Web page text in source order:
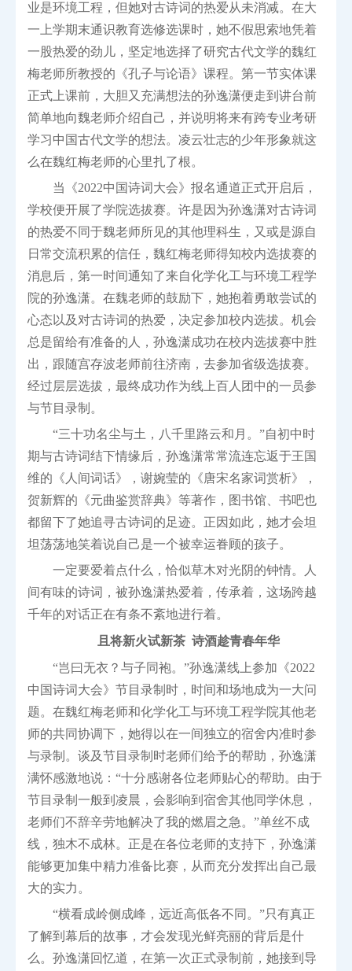
业是环境工程，但她对古诗词的热爱从未消减。在大
一上学期末通识教育选修选课时，她不假思索地凭着
一股热爱的劲儿，坚定地选择了研究古代文学的魏红
梅老师所教授的《孔子与论语》课程。第一节实体课
正式上课前，大胆又充满想法的孙逸潇便走到讲台前
简单地向魏老师介绍自己，并说明将来有跨专业考研
学习中国古代文学的想法。凌云壮志的少年形象就这
么在魏红梅老师的心里扎了根。
当《2022中国诗词大会》报名通道正式开启后，
学校便开展了学院选拔赛。许是因为孙逸潇对古诗词
的热爱不同于魏老师所见的其他理科生，又或是源自
日常交流积累的信任，魏红梅老师得知校内选拔赛的
消息后，第一时间通知了来自化学化工与环境工程学
院的孙逸潇。在魏老师的鼓励下，她抱着勇敢尝试的
心态以及对古诗词的热爱，决定参加校内选拔。机会
总是留给有准备的人，孙逸潇成功在校内选拔赛中胜
出，跟随宫存波老师前往济南，去参加省级选拔赛。
经过层层选拔，最终成功作为线上百人团中的一员参
与节目录制。
“三十功名尘与土，八千里路云和月。”自初中时
期与古诗词结下情缘后，孙逸潇常常流连忘返于王国
维的《人间词话》，谢婉莹的《唐宋名家词赏析》，
贺新辉的《元曲鉴赏辞典》等著作，图书馆、书吧也
都留下了她追寻古诗词的足迹。正因如此，她才会坦
坦荡荡地笑着说自己是一个被幸运眷顾的孩子。
一定要爱着点什么，恰似草木对光阴的钟情。人
间有味的诗词，被孙逸潇热爱着，传承着，这场跨越
千年的对话正在有条不紊地进行着。
且将新火试新茶 诗酒趁青春年华
“岂曰无衣？与子同袍。”孙逸潇线上参加《2022
中国诗词大会》节目录制时，时间和场地成为一大问
题。在魏红梅老师和化学化工与环境工程学院其他老
师的共同协调下，她得以在一间独立的宿舍内准时参
与录制。谈及节目录制时老师们给予的帮助，孙逸潇
满怀感激地说：“十分感谢各位老师贴心的帮助。由于
节目录制一般到凌晨，会影响到宿舍其他同学休息，
老师们不辞辛劳地解决了我的燃眉之急。”单丝不成
线，独木不成林。正是在各位老师的支持下，孙逸潇
能够更加集中精力准备比赛，从而充分发挥出自己最
大的实力。
“横看成岭侧成峰，远近高低各不同。”只有真正
了解到幕后的故事，才会发现光鲜亮丽的背后是什
么。孙逸潇回忆道，在第一次正式录制前，她接到导